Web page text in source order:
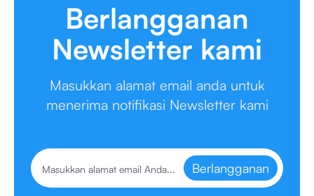
Berlangganan
Newsletter kami
Masukkan alamat email anda untuk
menerima notifikasi Newsletter kami
Berlangganan